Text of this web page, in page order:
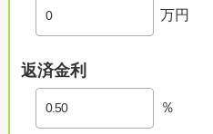
万円
返済金利
％